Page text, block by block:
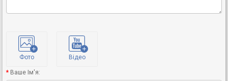
Фото Відео
Ваше Ім'я: